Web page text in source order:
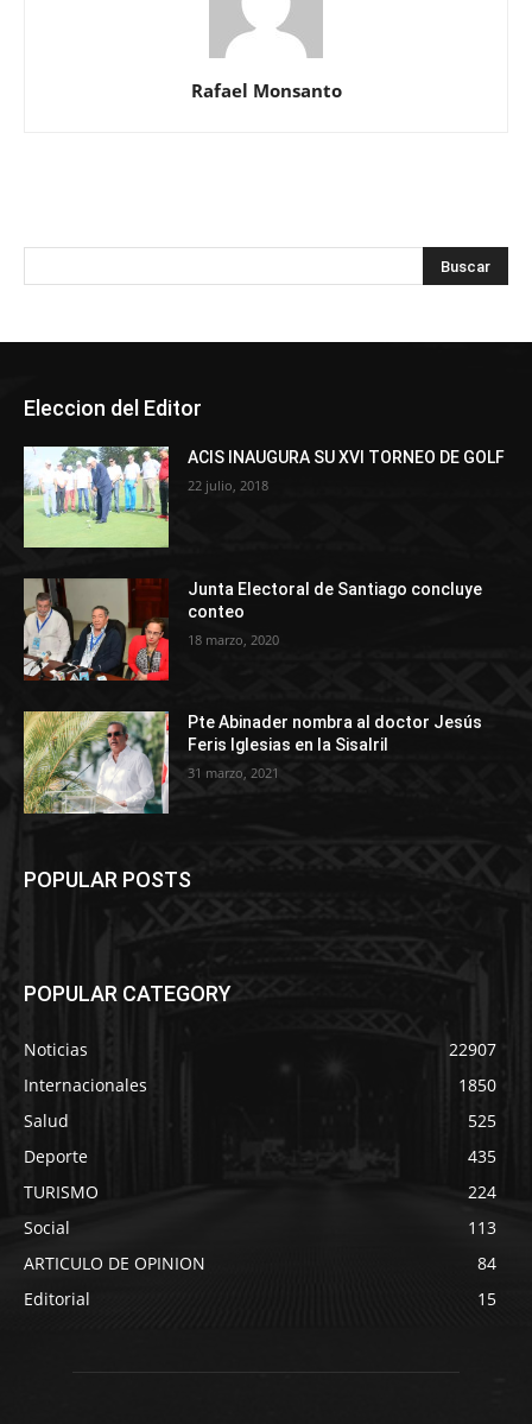
Rafael Monsanto
Eleccion del Editor
ACIS INAUGURA SU XVI TORNEO DE GOLF
22 julio, 2018
Junta Electoral de Santiago concluye
conteo
18 marzo, 2020
Pte Abinader nombra al doctor Jesús
Feris Iglesias en la Sisalril
31 marzo, 2021
POPULAR POSTS
POPULAR CATEGORY
Noticias
22907
Internacionales
1850
Salud
525
Deporte
435
TURISMO
224
Social
113
ARTICULO DE OPINION
84
Editorial
15